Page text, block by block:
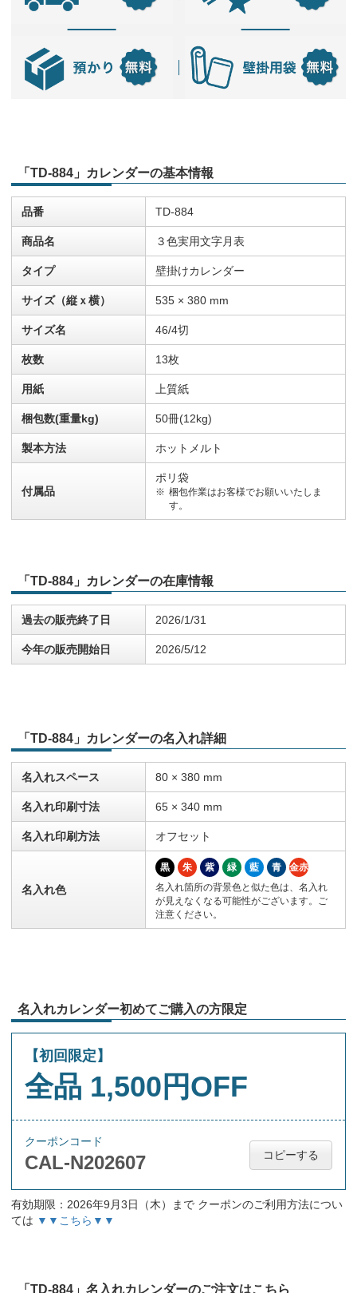
「TD-884」カレンダーの基本情報
品番 TD-884
商品名 ３色実用文字月表
タイプ 壁掛けカレンダー
サイズ（縦ｘ横） 535 × 380 mm
サイズ名 46/4切
枚数 13枚
用紙 上質紙
梱包数(重量kg) 50冊(12kg)
製本方法 ホットメルト
付属品
ポリ袋
梱包作業はお客様でお願いいたしま
す。
「TD-884」カレンダーの在庫情報
過去の販売終了日 2026/1/31
今年の販売開始日 2026/5/12
「TD-884」カレンダーの名入れ詳細
名入れスペース 80 × 380 mm
名入れ印刷寸法 65 × 340 mm
名入れ印刷方法 オフセット
名入れ色
黒 朱 紫 緑 藍 青
金赤
名入れ箇所の背景色と似た色は、名入れ
が見えなくなる可能性がございます。ご
注意ください。
名入れカレンダー初めてご購入の方限定
【初回限定】
全品 1,500円OFF
クーポンコード
CAL-N202607 コピーする
有効期限：2026年9月3日（木）まで クーポンのご利用方法につい
ては ▼▼こちら▼▼
「TD-884」名入れカレンダーのご注文はこちら